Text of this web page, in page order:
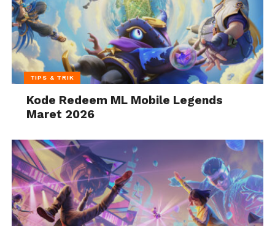
TIPS & TRIK
Kode Redeem ML Mobile Legends
Maret 2026